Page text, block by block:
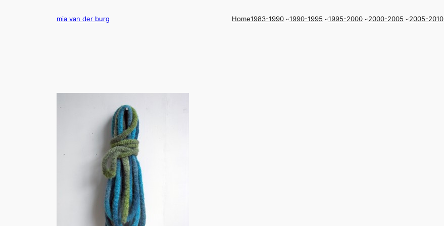
mia van der burg Home1983-1990 1990-1995 1995-2000 2000-2005 2005-2010